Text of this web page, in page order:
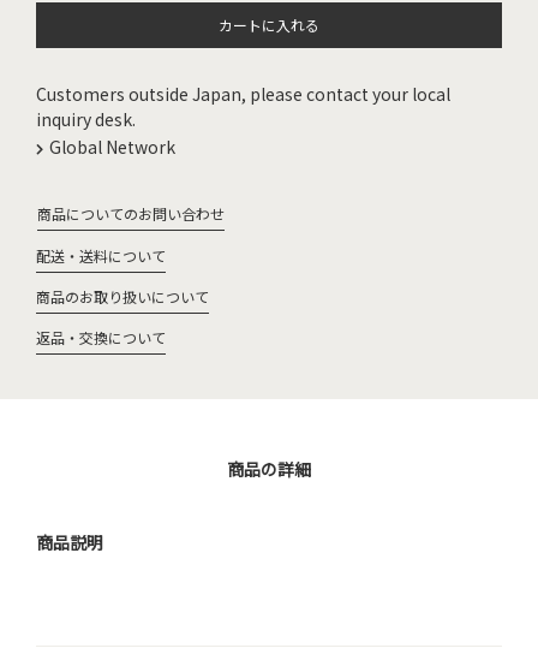
カートに入れる
Customers outside Japan, please contact your local
inquiry desk.
Global Network
商品についてのお問い合わせ
配送・送料について
商品のお取り扱いについて
返品・交換について
商品の詳細
商品説明